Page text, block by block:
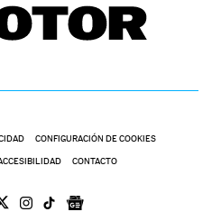
CONFIGURACIÓN DE COOKIES
CONTACTO